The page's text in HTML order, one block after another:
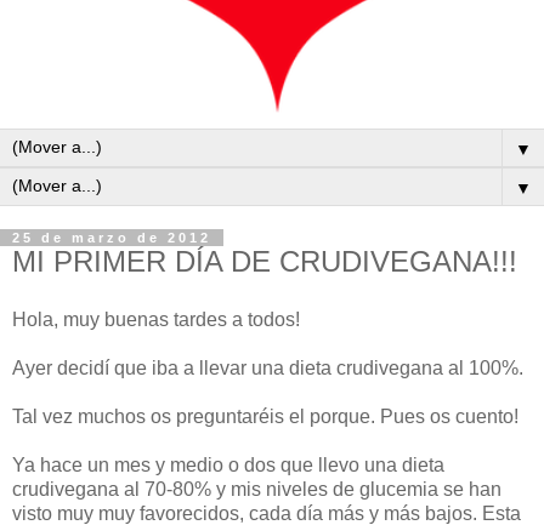
▼
▼
25 de marzo de 2012
MI PRIMER DÍA DE CRUDIVEGANA!!!
Hola, muy buenas tardes a todos!
Ayer decidí que iba a llevar una dieta crudivegana al 100%.
Tal vez muchos os preguntaréis el porque. Pues os cuento!
Ya hace un mes y medio o dos que llevo una dieta
crudivegana al 70-80% y mis niveles de glucemia se han
visto muy muy favorecidos, cada día más y más bajos. Esta